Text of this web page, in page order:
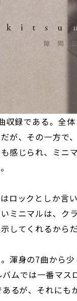
録である。全
が、その一方で
感じられ、ミニ
ロックとしか言
ミニマルは、ク
してくれるからだ
渾身の7曲から
バムでは一番マ
るが、それにも